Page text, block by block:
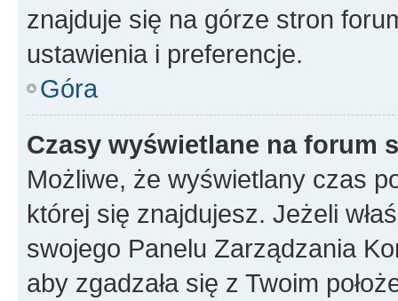
znajduje się na górze stron
ustawienia i preferencje.
Góra
Czasy wyświetlane na forum
Możliwe, że wyświetlany czas
której się znajdujesz. Jeżeli
swojego Panelu Zarządzania
aby zgadzała się z Twoim